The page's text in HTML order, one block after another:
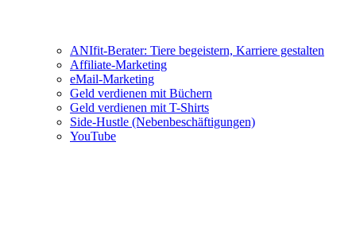
ANIfit-Berater: Tiere begeistern, Karriere gestalten
Affiliate-Marketing
eMail-Marketing
Geld verdienen mit Büchern
Geld verdienen mit T-Shirts
Side-Hustle (Nebenbeschäftigungen)
YouTube